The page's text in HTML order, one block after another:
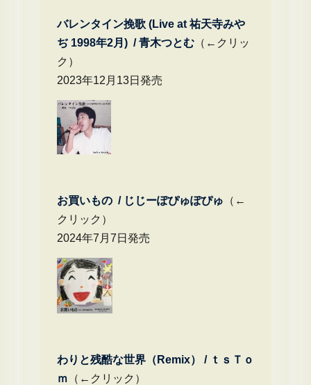
バレンタイン挽歌 (Live at 祐天寺みや
ぢ 1998年2月) / 青木つとむ（←クリッ
ク）
2023年12月13日発売
お買いもの / じじーぽぴゅぽぴゅ （←
クリック）
2024年7月7日発売
わりと残酷な世界（Remix） / ｔｓＴｏ
ｍ （←クリック）